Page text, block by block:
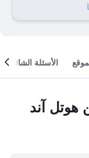
الأسئلة الشائعة
هوتل آند